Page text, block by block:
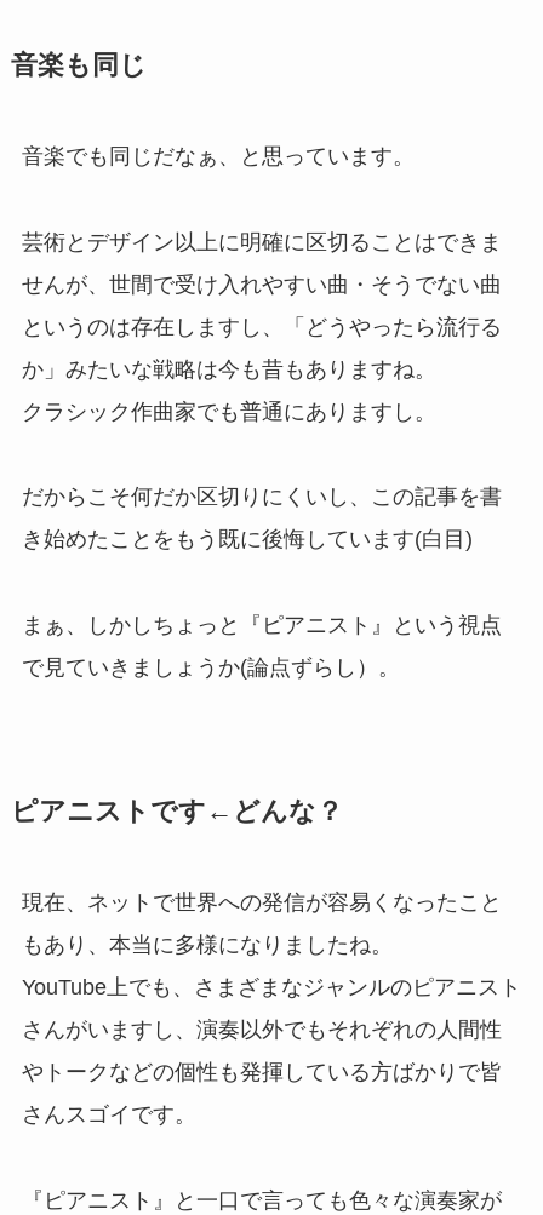
音楽も同じ
音楽でも同じだなぁ、と思っています。
芸術とデザイン以上に明確に区切ることはできま
せんが、世間で受け入れやすい曲・そうでない曲
というのは存在しますし、「どうやったら流行る
か」みたいな戦略は今も昔もありますね。
クラシック作曲家でも普通にありますし。
だからこそ何だか区切りにくいし、この記事を書
き始めたことをもう既に後悔しています(白目)
まぁ、しかしちょっと『ピアニスト』という視点
で見ていきましょうか(論点ずらし）。
ピアニストです←どんな？
現在、ネットで世界への発信が容易くなったこと
もあり、本当に多様になりましたね。
YouTube上でも、さまざまなジャンルのピアニスト
さんがいますし、演奏以外でもそれぞれの人間性
やトークなどの個性も発揮している方ばかりで皆
さんスゴイです。
『ピアニスト』と一口で言っても色々な演奏家が